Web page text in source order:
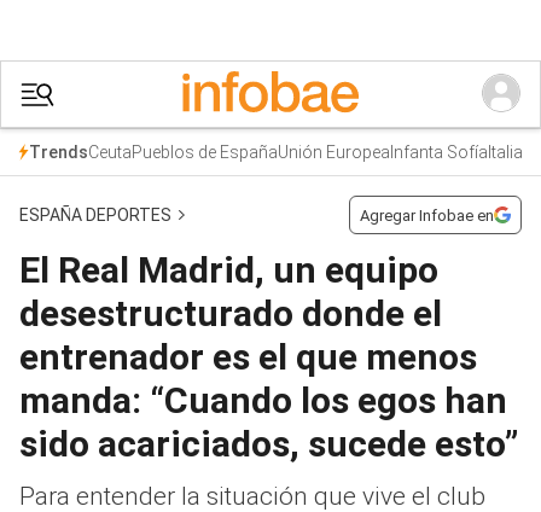
TrendsCeutaPueblos de EspañaUnión EuropeaInfanta SofíaItalia
ESPAÑA DEPORTES Agregar Infobae en
El Real Madrid, un equipo
desestructurado donde el
entrenador es el que menos
manda: “Cuando los egos han
sido acariciados, sucede esto”
Para entender la situación que vive el club